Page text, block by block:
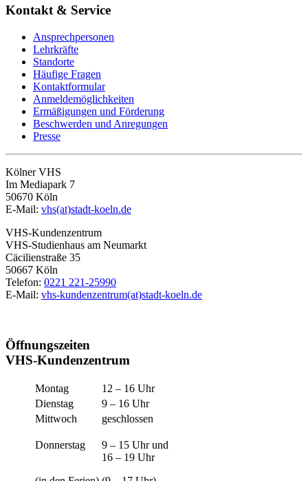
Kontakt & Service
Ansprechpersonen
Lehrkräfte
Standorte
Häufige Fragen
Kontaktformular
Anmeldemöglichkeiten
Ermäßigungen und Förderung
Beschwerden und Anregungen
Presse
Kölner VHS
Im Mediapark 7
50670 Köln
E-Mail: vhs(at)stadt-koeln.de
VHS-Kundenzentrum
VHS-Studienhaus am Neumarkt
Cäcilienstraße 35
50667 Köln
Telefon: 0221 221-25990
E-Mail: vhs-kundenzentrum(at)stadt-koeln.de
Öffnungszeiten
VHS-Kundenzentrum
Montag
12 – 16 Uhr
Dienstag
9 – 16 Uhr
Mittwoch
geschlossen
Donnerstag
9 – 15 Uhr und
16 – 19 Uhr